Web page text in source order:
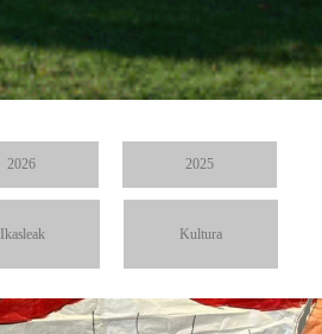
2026 2025
Ikasleak Kultura